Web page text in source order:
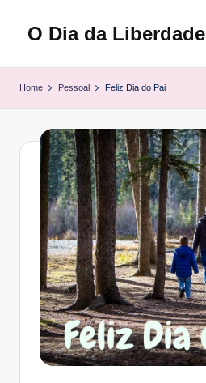
O Dia da Liberdade
Home Pessoal Feliz Dia do Pai